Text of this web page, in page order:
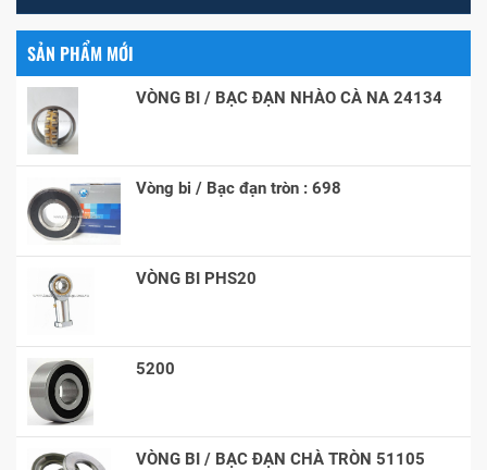
SẢN PHẨM MỚI
VÒNG BI / BẠC ĐẠN NHÀO CÀ NA 24134
Vòng bi / Bạc đạn tròn : 698
VÒNG BI PHS20
5200
VÒNG BI / BẠC ĐẠN CHÀ TRÒN 51105